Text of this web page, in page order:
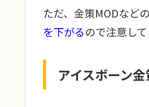
ただ、金策MODなど
を下がるので注意して
アイスボーン